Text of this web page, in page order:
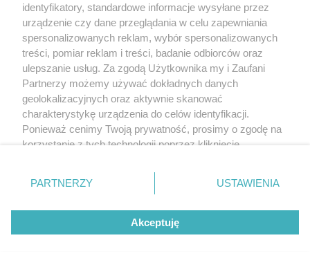
identyfikatory, standardowe informacje wysyłane przez
urządzenie czy dane przeglądania w celu zapewniania
spersonalizowanych reklam, wybór spersonalizowanych
treści, pomiar reklam i treści, badanie odbiorców oraz
ulepszanie usług. Za zgodą Użytkownika my i Zaufani
Partnerzy możemy używać dokładnych danych
geolokalizacyjnych oraz aktywnie skanować
charakterystykę urządzenia do celów identyfikacji.
Ponieważ cenimy Twoją prywatność, prosimy o zgodę na
korzystanie z tych technologii poprzez kliknięcie
zmienić/wycofać klikając przycisk ustawień prywatności
znajdujący się w lewym dolnym rogu strony
rodzaje przetwarzania danych nie wymagają zgody
użytkownika, ale masz prawo sprzeciwić się takiemu
przetwarzaniu. Preferencje będą miały zastosowanie tylko
PARTNERZY USTAWIENIA
Akceptuję